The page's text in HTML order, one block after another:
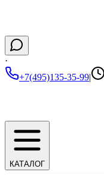
·
+7(495)135-35-99|
КАТАЛОГ